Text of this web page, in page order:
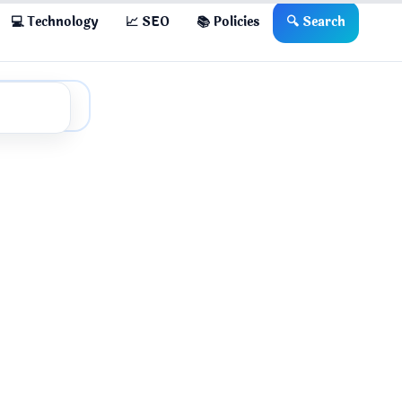
💻 Technology 📈 SEO 📚 Policies 🔍 Search